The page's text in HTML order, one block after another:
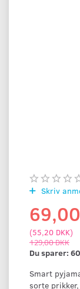
Skriv
(55,20 DKK)
129,00 DKK
Du sparer:
Smart
sorte